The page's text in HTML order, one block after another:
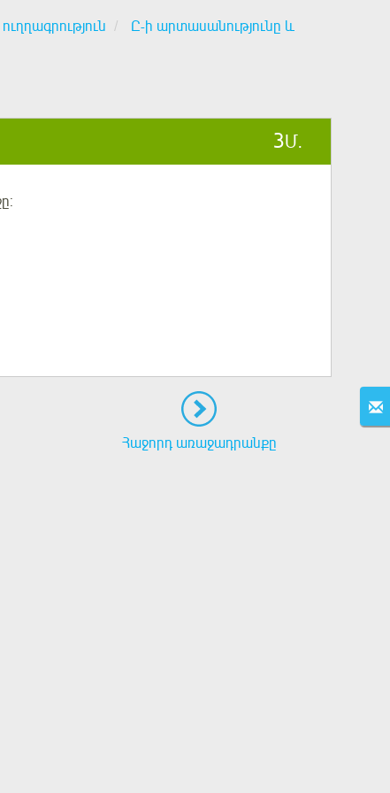
Ը-ի արտասանությունը և
3Մ.
:
Հաջորդ առաջադրանքը